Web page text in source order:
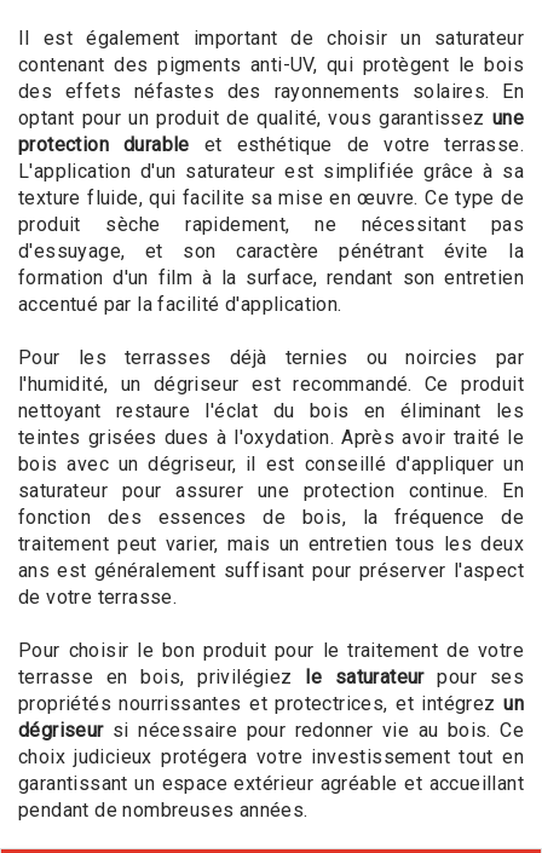
Il est également important de choisir un saturateur
contenant des pigments anti-UV, qui protègent le bois
des effets néfastes des rayonnements solaires. En
optant pour un produit de qualité, vous garantissez une
protection durable et esthétique de votre terrasse.
L'application d'un saturateur est simplifiée grâce à sa
texture fluide, qui facilite sa mise en œuvre. Ce type de
produit sèche rapidement, ne nécessitant pas
d'essuyage, et son caractère pénétrant évite la
formation d'un film à la surface, rendant son entretien
accentué par la facilité d'application.
Pour les terrasses déjà ternies ou noircies par
l'humidité, un dégriseur est recommandé. Ce produit
nettoyant restaure l'éclat du bois en éliminant les
teintes grisées dues à l'oxydation. Après avoir traité le
bois avec un dégriseur, il est conseillé d'appliquer un
saturateur pour assurer une protection continue. En
fonction des essences de bois, la fréquence de
traitement peut varier, mais un entretien tous les deux
ans est généralement suffisant pour préserver l'aspect
de votre terrasse.
Pour choisir le bon produit pour le traitement de votre
terrasse en bois, privilégiez le saturateurpour ses
propriétés nourrissantes et protectrices, et intégrezun
dégriseursi nécessaire pour redonner vie au bois. Ce
choix judicieux protégera votre investissement tout en
garantissant un espace extérieur agréable et accueillant
pendant de nombreuses années.